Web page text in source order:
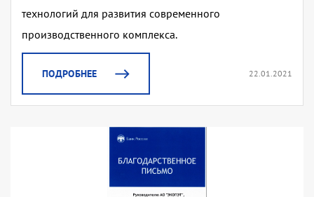
технологий для развития современного
производственного комплекса.
ПОДРОБНЕЕ 22.01.2021